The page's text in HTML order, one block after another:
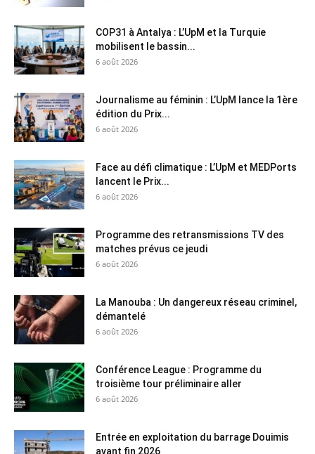
COP31 à Antalya : L’UpM et la Turquie
mobilisent le bassin...
6 août 2026
Journalisme au féminin : L’UpM lance la 1ère
édition du Prix...
6 août 2026
Face au défi climatique : L’UpM et MEDPorts
lancent le Prix...
6 août 2026
Programme des retransmissions TV des
matches prévus ce jeudi
6 août 2026
La Manouba : Un dangereux réseau criminel,
démantelé
6 août 2026
Conférence League : Programme du
troisième tour préliminaire aller
6 août 2026
Entrée en exploitation du barrage Douimis
avant fin 2026